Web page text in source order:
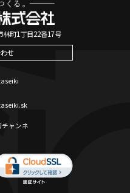
林町1丁目22番17号
せ
ャンネ